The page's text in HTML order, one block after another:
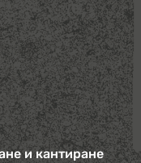
и кантиране